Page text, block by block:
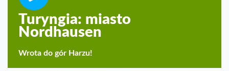
Turyngia: miasto
Nordhausen
Wrota do gór Harzu!